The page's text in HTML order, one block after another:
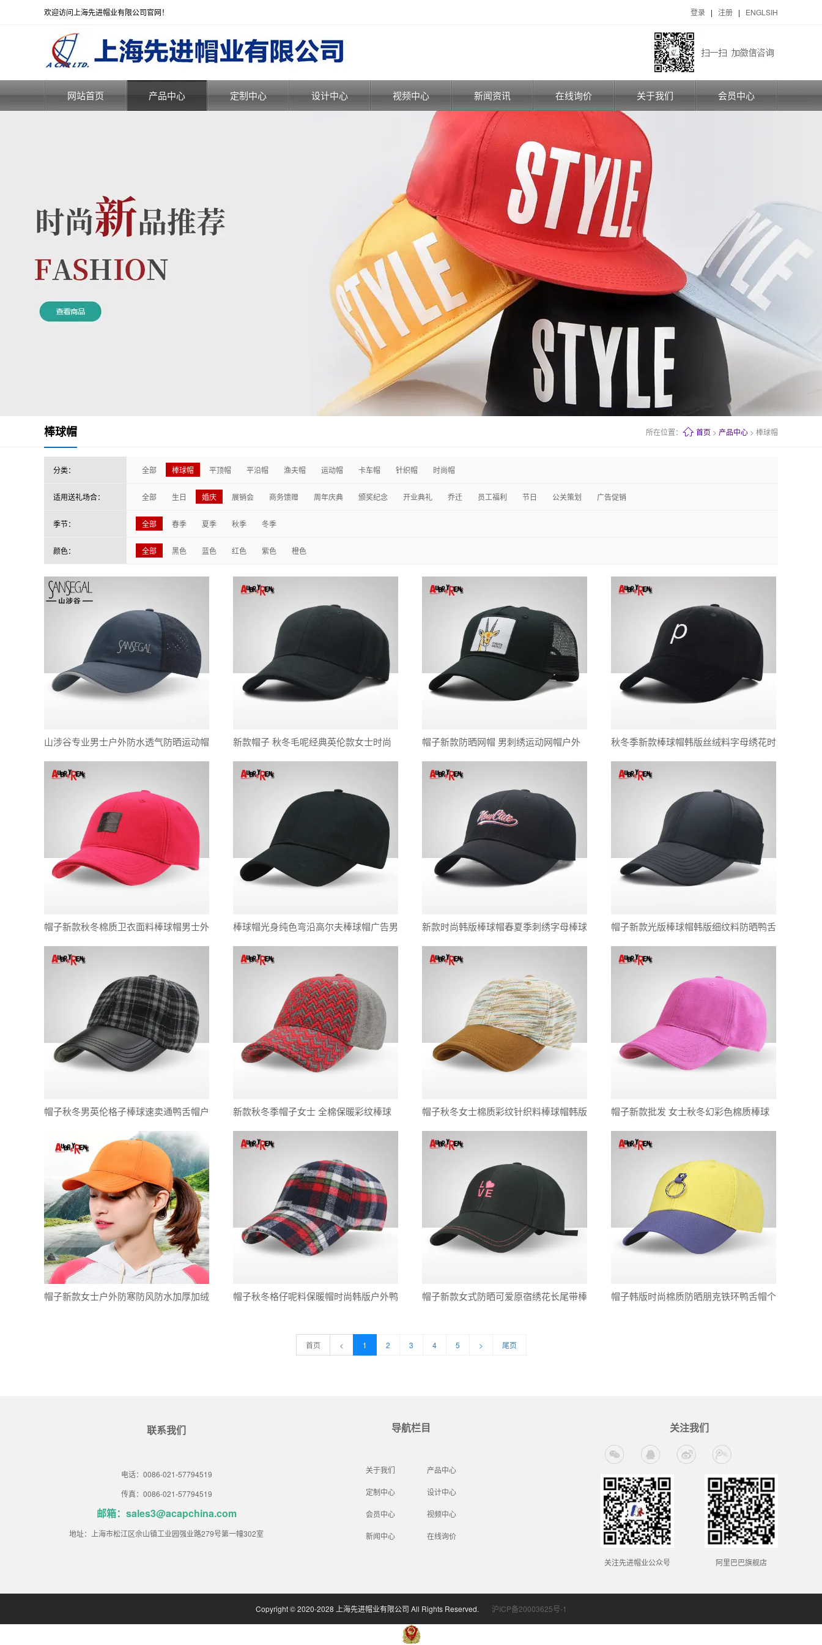
欢迎访问上海先进帽业有限公司官网！ 登录 | 注册 | ENGLSIH
网站首页 产品中心 定制中心 设计中心 视频中心 新闻资讯 在线询价 关于我们 会员中心
棒球帽 所在位置： 首页 > 产品中心 > 棒球帽
分类： 全部 棒球帽 平顶帽 平沿帽 渔夫帽 运动帽 卡车帽 针织帽 时尚帽
适用送礼场合： 全部 生日 婚庆 展销会 商务馈赠 周年庆典 颁奖纪念 开业典礼 乔迁 员工福利 节日 公关策划 广告促销
季节： 全部 春季 夏季 秋季 冬季
颜色： 全部 黑色 蓝色 红色 紫色 橙色
山涉谷专业男士户外防水透气防晒运动帽
新款帽子 秋冬毛呢经典英伦款女士时尚
帽子新款防晒网帽 男刺绣运动网帽户外
秋冬季新款棒球帽韩版丝绒料字母绣花时
帽子新款秋冬棉质卫衣面料棒球帽男士外
棒球帽光身纯色弯沿高尔夫棒球帽广告男
新款时尚韩版棒球帽春夏季刺绣字母棒球
帽子新款光版棒球帽韩版细纹料防晒鸭舌
帽子秋冬男英伦格子棒球速卖通鸭舌帽户
外休闲百搭棒球帽跨境专供
新款秋冬季帽子女士 全棉保暖彩纹棒球
帽子秋冬女士棉质彩纹针织料棒球帽韩版
帽子新款批发 女士秋冬幻彩色棉质棒球
帽子新款女士户外防寒防风防水加厚加绒
帽子秋冬格仔呢料保暖帽时尚韩版户外鸭
帽子新款女式防晒可爱原宿绣花长尾带棒
帽子韩版时尚棉质防晒朋克铁环鸭舌帽个
首页 < 1 2 3 4 5 > 尾页
联系我们
电话：0086-021-57794519
传真：0086-021-57794519
邮箱：sales3@acapchina.com
地址：上海市松江区佘山镇工业园强业路279号第一幢302室
导航栏目
关于我们 产品中心
定制中心 设计中心
会员中心 视频中心
新闻中心 在线询价
关注我们
关注先进帽业公众号 阿里巴巴旗舰店
Copyright © 2020-2028 上海先进帽业有限公司 All Rights Reserved. 沪ICP备20003625号-1